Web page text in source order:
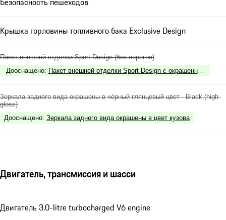
Крышка горловины топливного бака Exclusive Design
Пакет внешней отделки Sport Design (без порогов)
Дооснащено: Пакет внешней отделки Sport Design с окрашенными
Зеркала заднего вида окрашены в чёрный глянцевый цвет - Black (high-
gloss)
Дооснащено: Зеркала заднего вида окрашены в цвет кузова
Двигатель, трансмиссия и шасси
Двигатель 3.0-litre turbocharged V6 engine